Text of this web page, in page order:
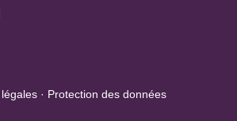
· Protection des données